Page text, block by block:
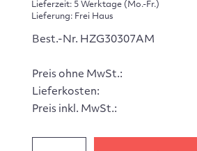
Lieferzeit: 5 Werktage (Mo.-Fr.)
Lieferung: Frei Haus
Best.-Nr. HZG30307AM
Preis ohne MwSt.:
Lieferkosten:
Preis inkl. MwSt.: